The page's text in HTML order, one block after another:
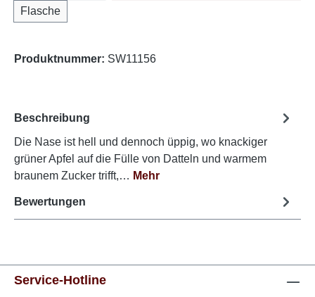
Flasche
Produktnummer: SW11156
Beschreibung
Die Nase ist hell und dennoch üppig, wo knackiger
grüner Apfel auf die Fülle von Datteln und warmem
braunem Zucker trifft,… Mehr
Bewertungen
Service-Hotline